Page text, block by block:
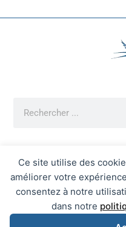
Ce site utilise des
améliorer votre
consentez à notre
dans notre
Mentions Légales
Mairie d'Écrainville ©